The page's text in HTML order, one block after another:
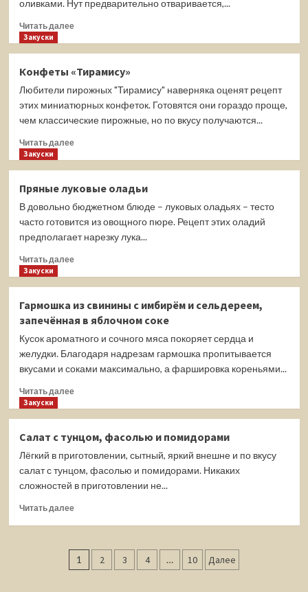
оливками. Нут предварительно отваривается,...
Читать далееПрочитать
из
цветной
капусты
перцем
Закуски
Конфеты «Тирамису»
Любители пирожных "Тирамису" наверняка оценят рецепт
этих миниатюрных конфеток. Готовятся они гораздо проще,
чем классические пирожные, но по вкусу получаются...
Читать далееПрочитать
«Тирамису»
Закуски
Пряные луковые оладьи
В довольно бюджетном блюде – луковых оладьях – тесто
часто готовится из овощного пюре. Рецепт этих оладий
предполагает нарезку лука...
Читать далееПрочитать
луковые
оладьи
Закуски
Гармошка из свинины с имбирём и сельдереем,
запечённая в яблочном соке
Кусок ароматного и сочного мяса покоряет сердца и
желудки. Благодаря надрезам гармошка пропитывается
вкусами и соками максимально, а фаршировка кореньями...
Читать далееПрочитать
из
свинины
с
сельдереем,
соке
Закуски
Салат с тунцом, фасолью и помидорами
Лёгкий в приготовлении, сытный, яркий внешне и по вкусу
салат с тунцом, фасолью и помидорами. Никаких
сложностей в приготовлении не...
Читать далееПрочитать
с
тунцом,
Пагинация
1 2 3 4 … 10 Далее